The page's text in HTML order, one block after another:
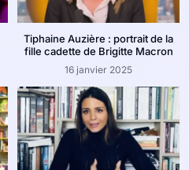
Tiphaine Auzière : portrait de la
fille cadette de Brigitte Macron
16 janvier 2025